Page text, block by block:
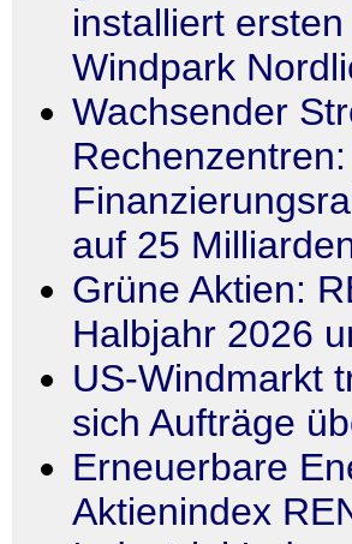
installiert
Windpark
Wachsender
auf 25
Grüne Aktien:
Halbjahr 2026
US-Windmarkt
sich Aufträge
Erneuerbare
Aktienindex